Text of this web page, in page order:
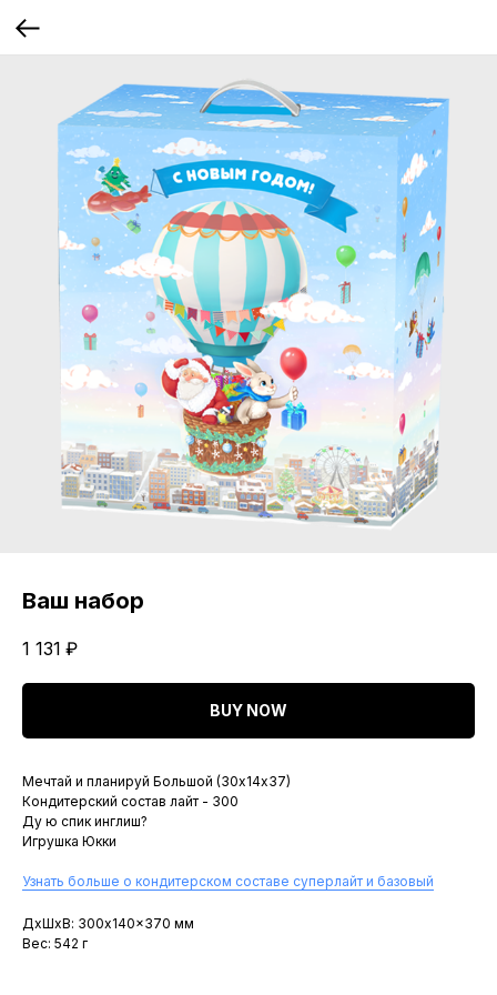
Ваш набор
1 131 ₽
BUY NOW
Мечтай и планируй Большой (30х14х37)
Кондитерский состав лайт - 300
Ду ю спик инглиш?
Игрушка Юкки
Узнать больше о кондитерском составе суперлайт и базовый
ДxШxВ: 300x140x370 мм
Вес: 542 г